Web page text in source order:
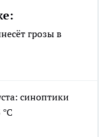
грозы в
синоптики